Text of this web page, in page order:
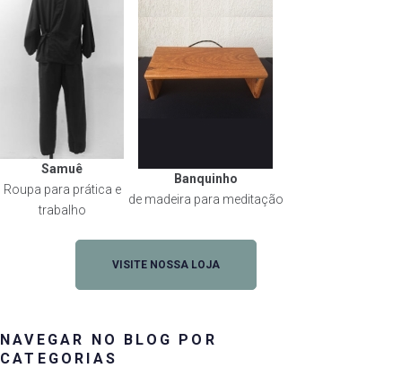
Samuê
Roupa para prática e
trabalho
Banquinho
de madeira para meditação
VISITE NOSSA LOJA
NAVEGAR NO BLOG POR
CATEGORIAS